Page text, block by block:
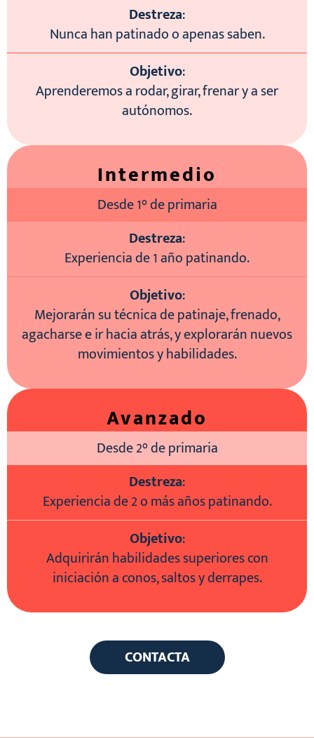
Destreza:
Nunca han patinado o apenas saben.
Objetivo:
Aprenderemos a rodar, girar, frenar y a ser
autónomos.
Intermedio
Desde 1° de primaria
Destreza:
Experiencia de 1 año patinando.
Objetivo:
Mejorarán su técnica de patinaje, frenado,
agacharse e ir hacia atrás, y explorarán nuevos
movimientos y habilidades.
Avanzado
Desde 2° de primaria
Destreza:
Experiencia de 2 o más años patinando.
Objetivo:
Adquirirán habilidades superiores con
iniciación a conos, saltos y derrapes.
CONTACTA